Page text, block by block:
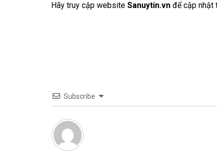
Hãy truy cập website Sanuytin.vn để cập nhật
Subscribe